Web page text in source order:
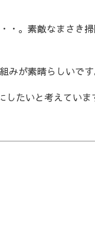
・。素敵なまさき
が素晴らしいです
たいと考えていま